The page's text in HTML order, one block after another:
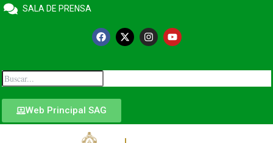
SALA DE PRENSA
Web Principal SAG